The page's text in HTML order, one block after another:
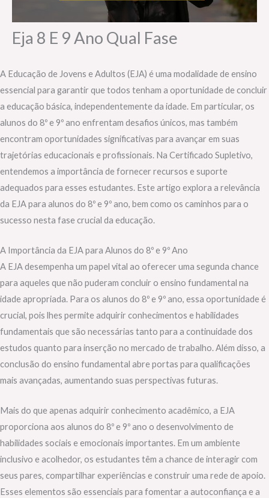
Eja 8 E 9 Ano Qual Fase
A Educação de Jovens e Adultos (EJA) é uma modalidade de ensino
essencial para garantir que todos tenham a oportunidade de concluir
a educação básica, independentemente da idade. Em particular, os
alunos do 8º e 9º ano enfrentam desafios únicos, mas também
encontram oportunidades significativas para avançar em suas
trajetórias educacionais e profissionais. Na Certificado Supletivo,
entendemos a importância de fornecer recursos e suporte
adequados para esses estudantes. Este artigo explora a relevância
da EJA para alunos do 8º e 9º ano, bem como os caminhos para o
sucesso nesta fase crucial da educação.
A Importância da EJA para Alunos do 8º e 9º Ano
A EJA desempenha um papel vital ao oferecer uma segunda chance
para aqueles que não puderam concluir o ensino fundamental na
idade apropriada. Para os alunos do 8º e 9º ano, essa oportunidade é
crucial, pois lhes permite adquirir conhecimentos e habilidades
fundamentais que são necessárias tanto para a continuidade dos
estudos quanto para inserção no mercado de trabalho. Além disso, a
conclusão do ensino fundamental abre portas para qualificações
mais avançadas, aumentando suas perspectivas futuras.
Mais do que apenas adquirir conhecimento acadêmico, a EJA
proporciona aos alunos do 8º e 9º ano o desenvolvimento de
habilidades sociais e emocionais importantes. Em um ambiente
inclusivo e acolhedor, os estudantes têm a chance de interagir com
seus pares, compartilhar experiências e construir uma rede de apoio.
Esses elementos são essenciais para fomentar a autoconfiança e a